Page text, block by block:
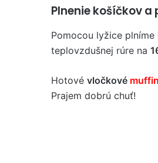
Plnenie košíčkov
Pomocou lyžice
teplovzdušnej rúre na
Hotové vločkové
Prajem dobrú chuť!